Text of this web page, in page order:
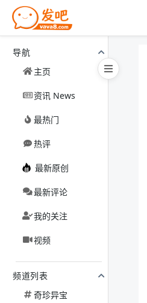
导航
主页
资讯 News
最热门
热评
最新原创
最新评论
我的关注
视频
频道列表
奇珍异宝